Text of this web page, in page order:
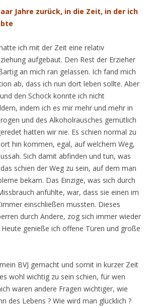
Jahre zurück, in die Zeit, in der ich
ich mit der Zeit eine relativ
aufgebaut. Den Rest der Erzieher
an mich ran gelassen. Ich fand mich
ab, dass ich nun dort leben sollte. Aber
den Schock konnte ich nicht
indem ich es mir mehr und mehr in
und des Alkoholrausches gemütlich
hatten wir nie. Es schien normal zu
hin kommen, egal, auf welchem Weg,
Sich damit abfinden und tun, was
schien der Weg zu sein, auf dem man
bekam. Das Einzige, was sich durch
anfühlte, war, dass sie einen im
einschließen mussten. Dieses
durch Andere, zog sich immer wieder
genieße ich offene Türen und große
BVJ gemacht und somit in kurzer Zeit
wohl wichtig zu sein schien, für wen
waren andere Fragen wichtiger, wie
des Lebens ? Wie wird man glücklich ?